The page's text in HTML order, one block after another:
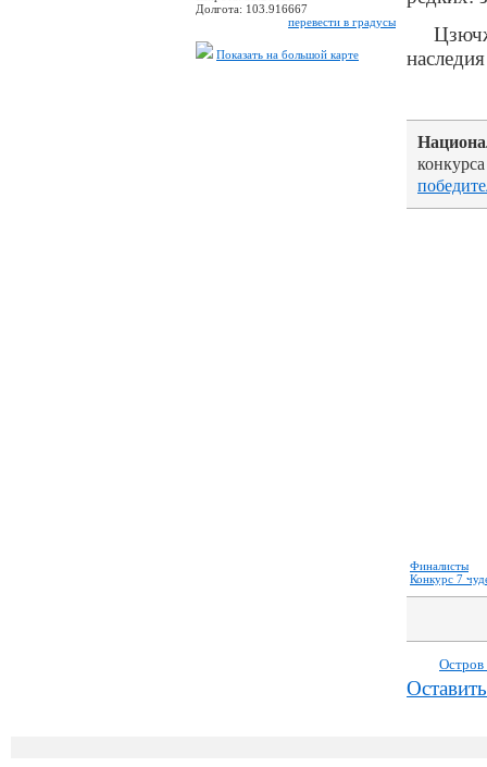
Долгота: 103.916667
перевести в градусы
Показать на большой карте
Финалисты
Конкурс 7